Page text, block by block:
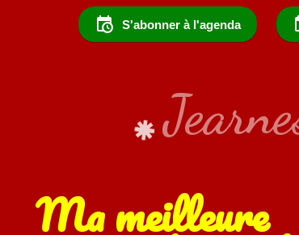
S'abonner à l'agenda
Ma meilleure